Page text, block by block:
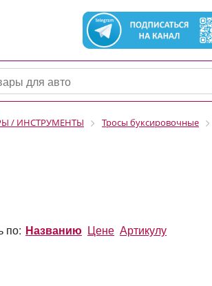
/ ИНСТРУМЕНТЫ Тросы буксировочные
по: Названию Цене Артикулу